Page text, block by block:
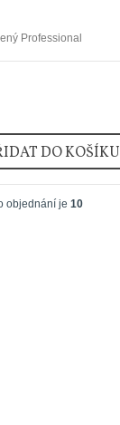
Professional
DO KOŠÍKU
objednání je 10